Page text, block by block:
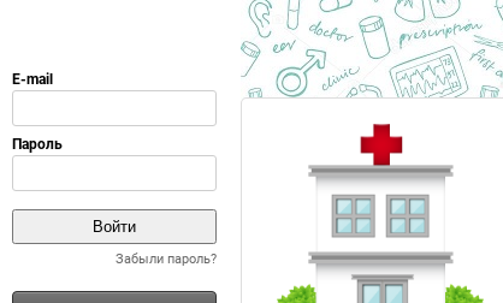
Забыли пароль?